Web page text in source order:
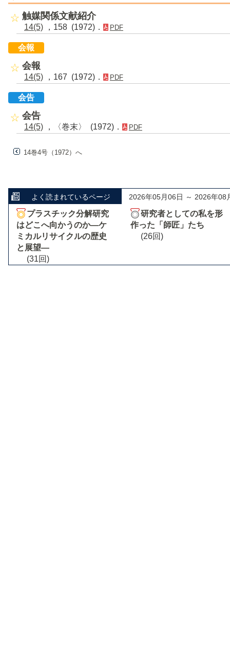
触媒関係文献紹介
14(5) ，158 (1972)． PDF
会報
会報
14(5) ，167 (1972)． PDF
会告
会告
14(5) ，〈巻末〉 (1972)． PDF
14巻4号（1972）へ
よく読まれているページ 2026年05月06日 ～ 2026年08
プラスチック分解研究
はどこへ向かうのか―ケ
ミカルリサイクルの歴史
と展望―
(31回)
研究者としての私を形
作った「師匠」たち
(26回)